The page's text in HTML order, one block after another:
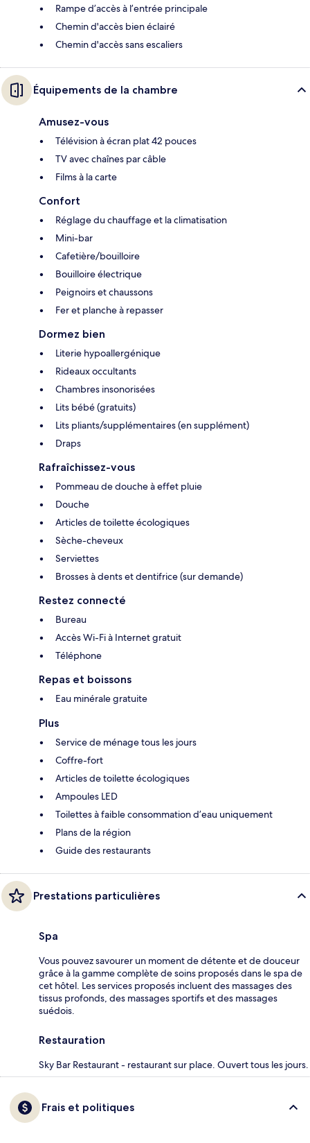
Rampe d’accès à l’entrée principale
Chemin d'accès bien éclairé
Chemin d'accès sans escaliers
Équipements de la chambre
Amusez-vous
Télévision à écran plat 42 pouces
TV avec chaînes par câble
Films à la carte
Confort
Réglage du chauffage et la climatisation
Mini-bar
Cafetière/bouilloire
Bouilloire électrique
Peignoirs et chaussons
Fer et planche à repasser
Dormez bien
Literie hypoallergénique
Rideaux occultants
Chambres insonorisées
Lits bébé (gratuits)
Lits pliants/supplémentaires (en supplément)
Draps
Rafraîchissez-vous
Pommeau de douche à effet pluie
Douche
Articles de toilette écologiques
Sèche-cheveux
Serviettes
Brosses à dents et dentifrice (sur demande)
Restez connecté
Bureau
Accès Wi-Fi à Internet gratuit
Téléphone
Repas et boissons
Eau minérale gratuite
Plus
Service de ménage tous les jours
Coffre-fort
Articles de toilette écologiques
Ampoules LED
Toilettes à faible consommation d’eau uniquement
Plans de la région
Guide des restaurants
Prestations particulières
Spa
Vous pouvez savourer un moment de détente et de douceur
grâce à la gamme complète de soins proposés dans le spa de
cet hôtel. Les services proposés incluent des massages des
tissus profonds, des massages sportifs et des massages
suédois.
Restauration
Sky Bar Restaurant - restaurant sur place. Ouvert tous les jours.
Frais et politiques